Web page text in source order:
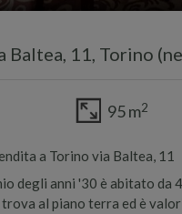
Baltea, 11, Torino
95 m2
a Torino via Baltea, 11
degli anni '30 è abitato da
al piano terra ed è